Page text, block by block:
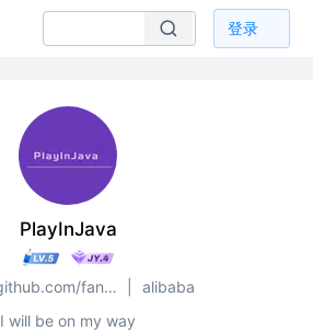
登录
PlayInJava
https://github.com/fantj2016/java-reader
alibaba
I will be on my way